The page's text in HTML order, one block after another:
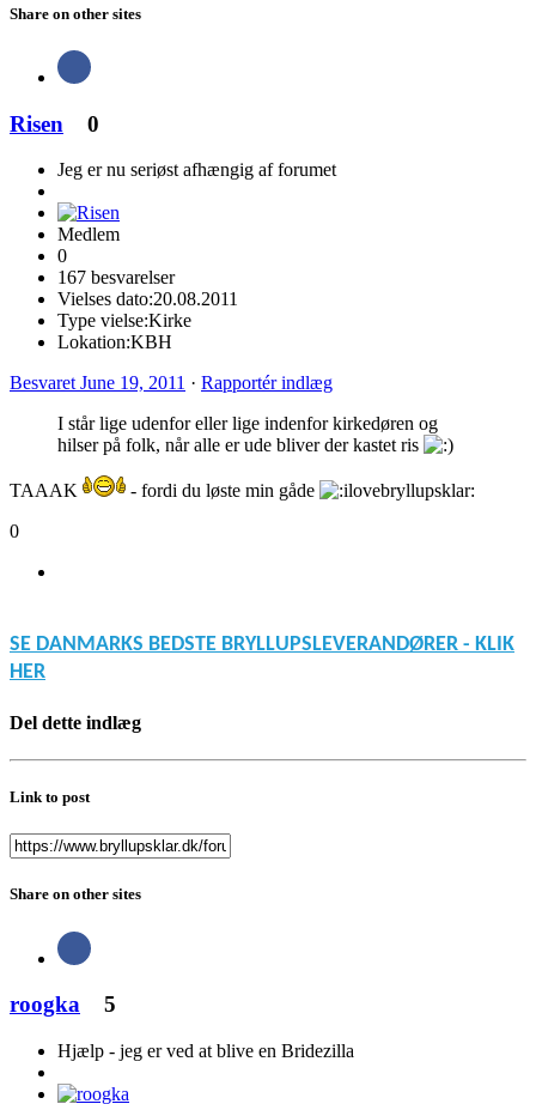
Share on other sites
Risen 0
Jeg er nu seriøst afhængig af forumet
Medlem
0
167 besvarelser
Vielses dato:20.08.2011
Type vielse:Kirke
Lokation:KBH
BesvaretJune 19, 2011 · Rapportér indlæg
I står lige udenfor eller lige indenfor kirkedøren og
hilser på folk, når alle er ude bliver der kastet ris
TAAAK
- fordi du løste min gåde
0
SE DANMARKS BEDSTE BRYLLUPSLEVERANDØRER - KLIK
HER
Del dette indlæg
Link to post
Share on other sites
roogka 5
Hjælp - jeg er ved at blive en Bridezilla